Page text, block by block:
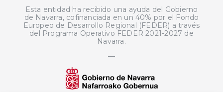
Esta entidad ha recibido una ayuda del Gobierno
de Navarra, cofinanciada en un 40% por el Fondo
Europeo de Desarrollo Regional (FEDER) a través
del Programa Operativo FEDER 2021-2027 de
Navarra.
—